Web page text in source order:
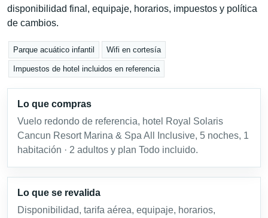
disponibilidad final, equipaje, horarios, impuestos y política
de cambios.
Parque acuático infantil Wifi en cortesía
Impuestos de hotel incluidos en referencia
Lo que compras
Vuelo redondo de referencia, hotel Royal Solaris
Cancun Resort Marina & Spa All Inclusive, 5 noches, 1
habitación · 2 adultos y plan Todo incluido.
Lo que se revalida
Disponibilidad, tarifa aérea, equipaje, horarios,